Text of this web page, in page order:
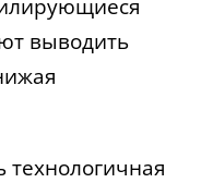
выводить